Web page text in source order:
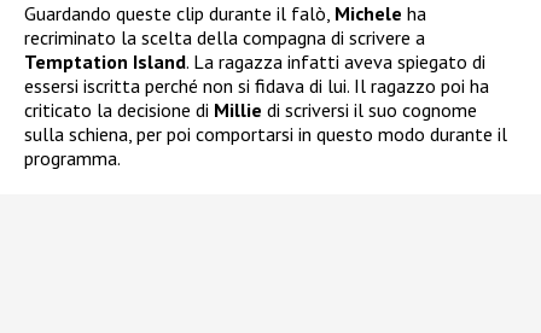
Guardando queste clip durante il falò, Michele ha
recriminato la scelta della compagna di scrivere a
Temptation Island. La ragazza infatti aveva spiegato di
essersi iscritta perché non si fidava di lui. Il ragazzo poi ha
criticato la decisione di Millie di scriversi il suo cognome
sulla schiena, per poi comportarsi in questo modo durante il
programma.